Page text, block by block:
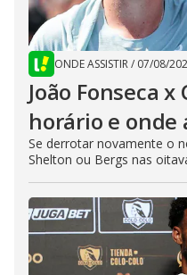
ONDE ASSISTIR/ 07/08/
João Fonseca
horário e onde
Se derrotar novamente o
Shelton ou Bergs nas